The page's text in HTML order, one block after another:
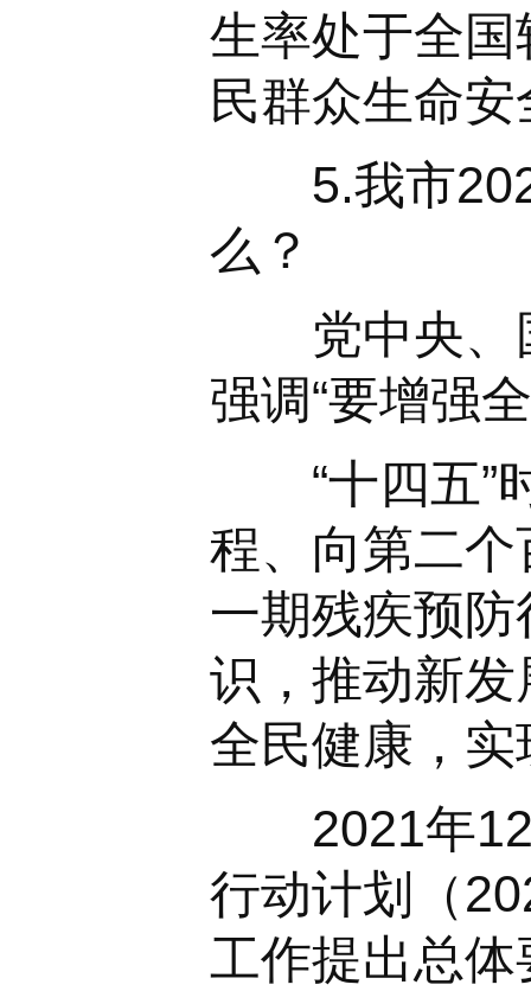
生率处于全
民群众生命
5.我市
么？
党中央、国
强调“要增强
“十四五”时
程、向第二
一期残疾预
识，推动新
全民健康，
2021年12
行动计划（
工作提出总